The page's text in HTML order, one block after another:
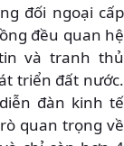
đối ngoại cấp
đều quan hệ
và tranh thủ
triển đất nước.
đàn kinh tế
quan trọng về